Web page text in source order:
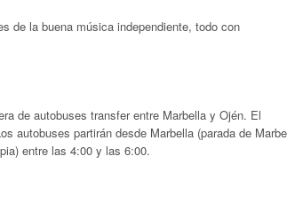
de la buena música independiente, todo con
de autobuses transfer entre Marbella y Ojén. El
autobuses partirán desde Marbella (parada de
entre las 4:00 y las 6:00.